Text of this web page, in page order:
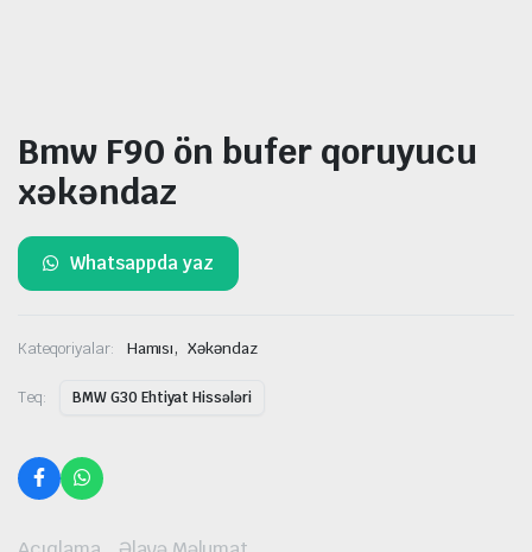
Bmw F90 ön bufer qoruyucu
xəkəndaz
Whatsappda yaz
Kateqoriyalar: Hamısı, Xəkəndaz
Teq: BMW G30 Ehtiyat Hissələri